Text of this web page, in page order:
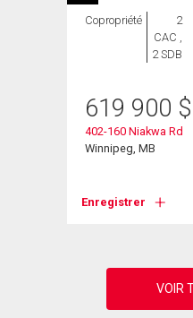
Copropriété
2
CAC ,
2 SDB
619 900 $
402-160 Niakwa Rd
Winnipeg, MB
Enregistrer